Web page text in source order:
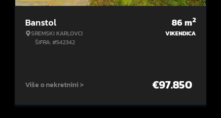
Banstol
SREMSKI KARLOVCI
ŠIFRA: #542342
86m2
VIKENDICA
Više o nekretnini > €97.850